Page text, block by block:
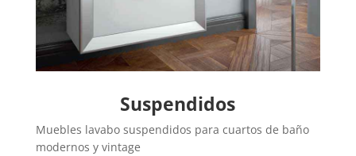
Suspendidos
Muebles lavabo suspendidos para cuartos de baño
modernos y vintage